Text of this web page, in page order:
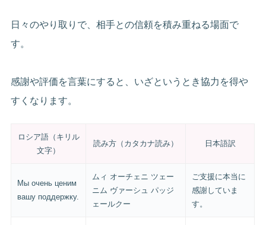
日々のやり取りで、相手との信頼を積み重ねる場面で
す。
感謝や評価を言葉にすると、いざというとき協力を得や
すくなります。
ロシア語（キリル
文字）
読み方（カタカナ読み） 日本語訳
Мы очень ценим
вашу поддержку.
ムィ オーチェニ ツェー
ニム ヴァーシュ パッジ
ェールクー
ご支援に本当に
感謝していま
す。